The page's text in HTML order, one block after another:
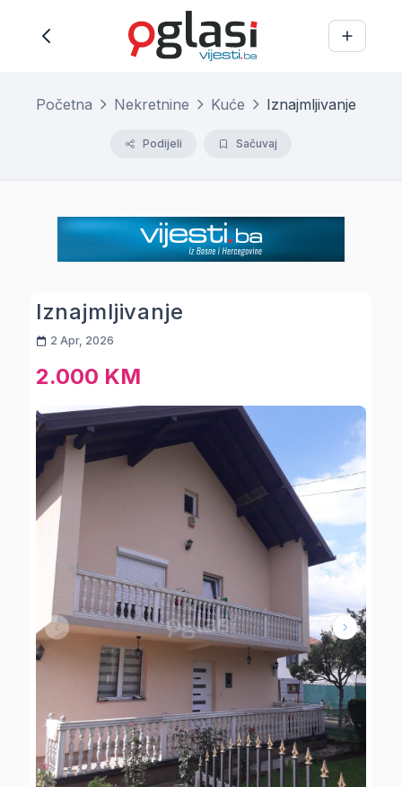
Početna Nekretnine Kuće Iznajmljivanje
Podijeli Sačuvaj
Iznajmljivanje
2 Apr, 2026
2.000 KM